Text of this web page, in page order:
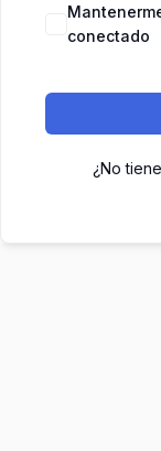
conectado
¿No